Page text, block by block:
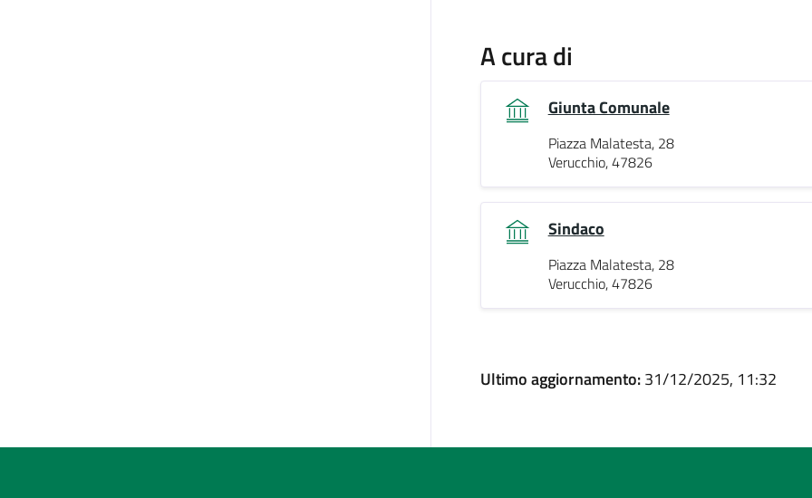
A cura di
Giunta Comunale
Piazza Malatesta, 28
Verucchio, 47826
Sindaco
Piazza Malatesta, 28
Verucchio, 47826
Ultimo aggiornamento:31/12/2025, 11:32